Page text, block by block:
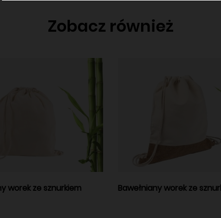
Zobacz również
worek ze sznurkiem Bawełniany worek ze